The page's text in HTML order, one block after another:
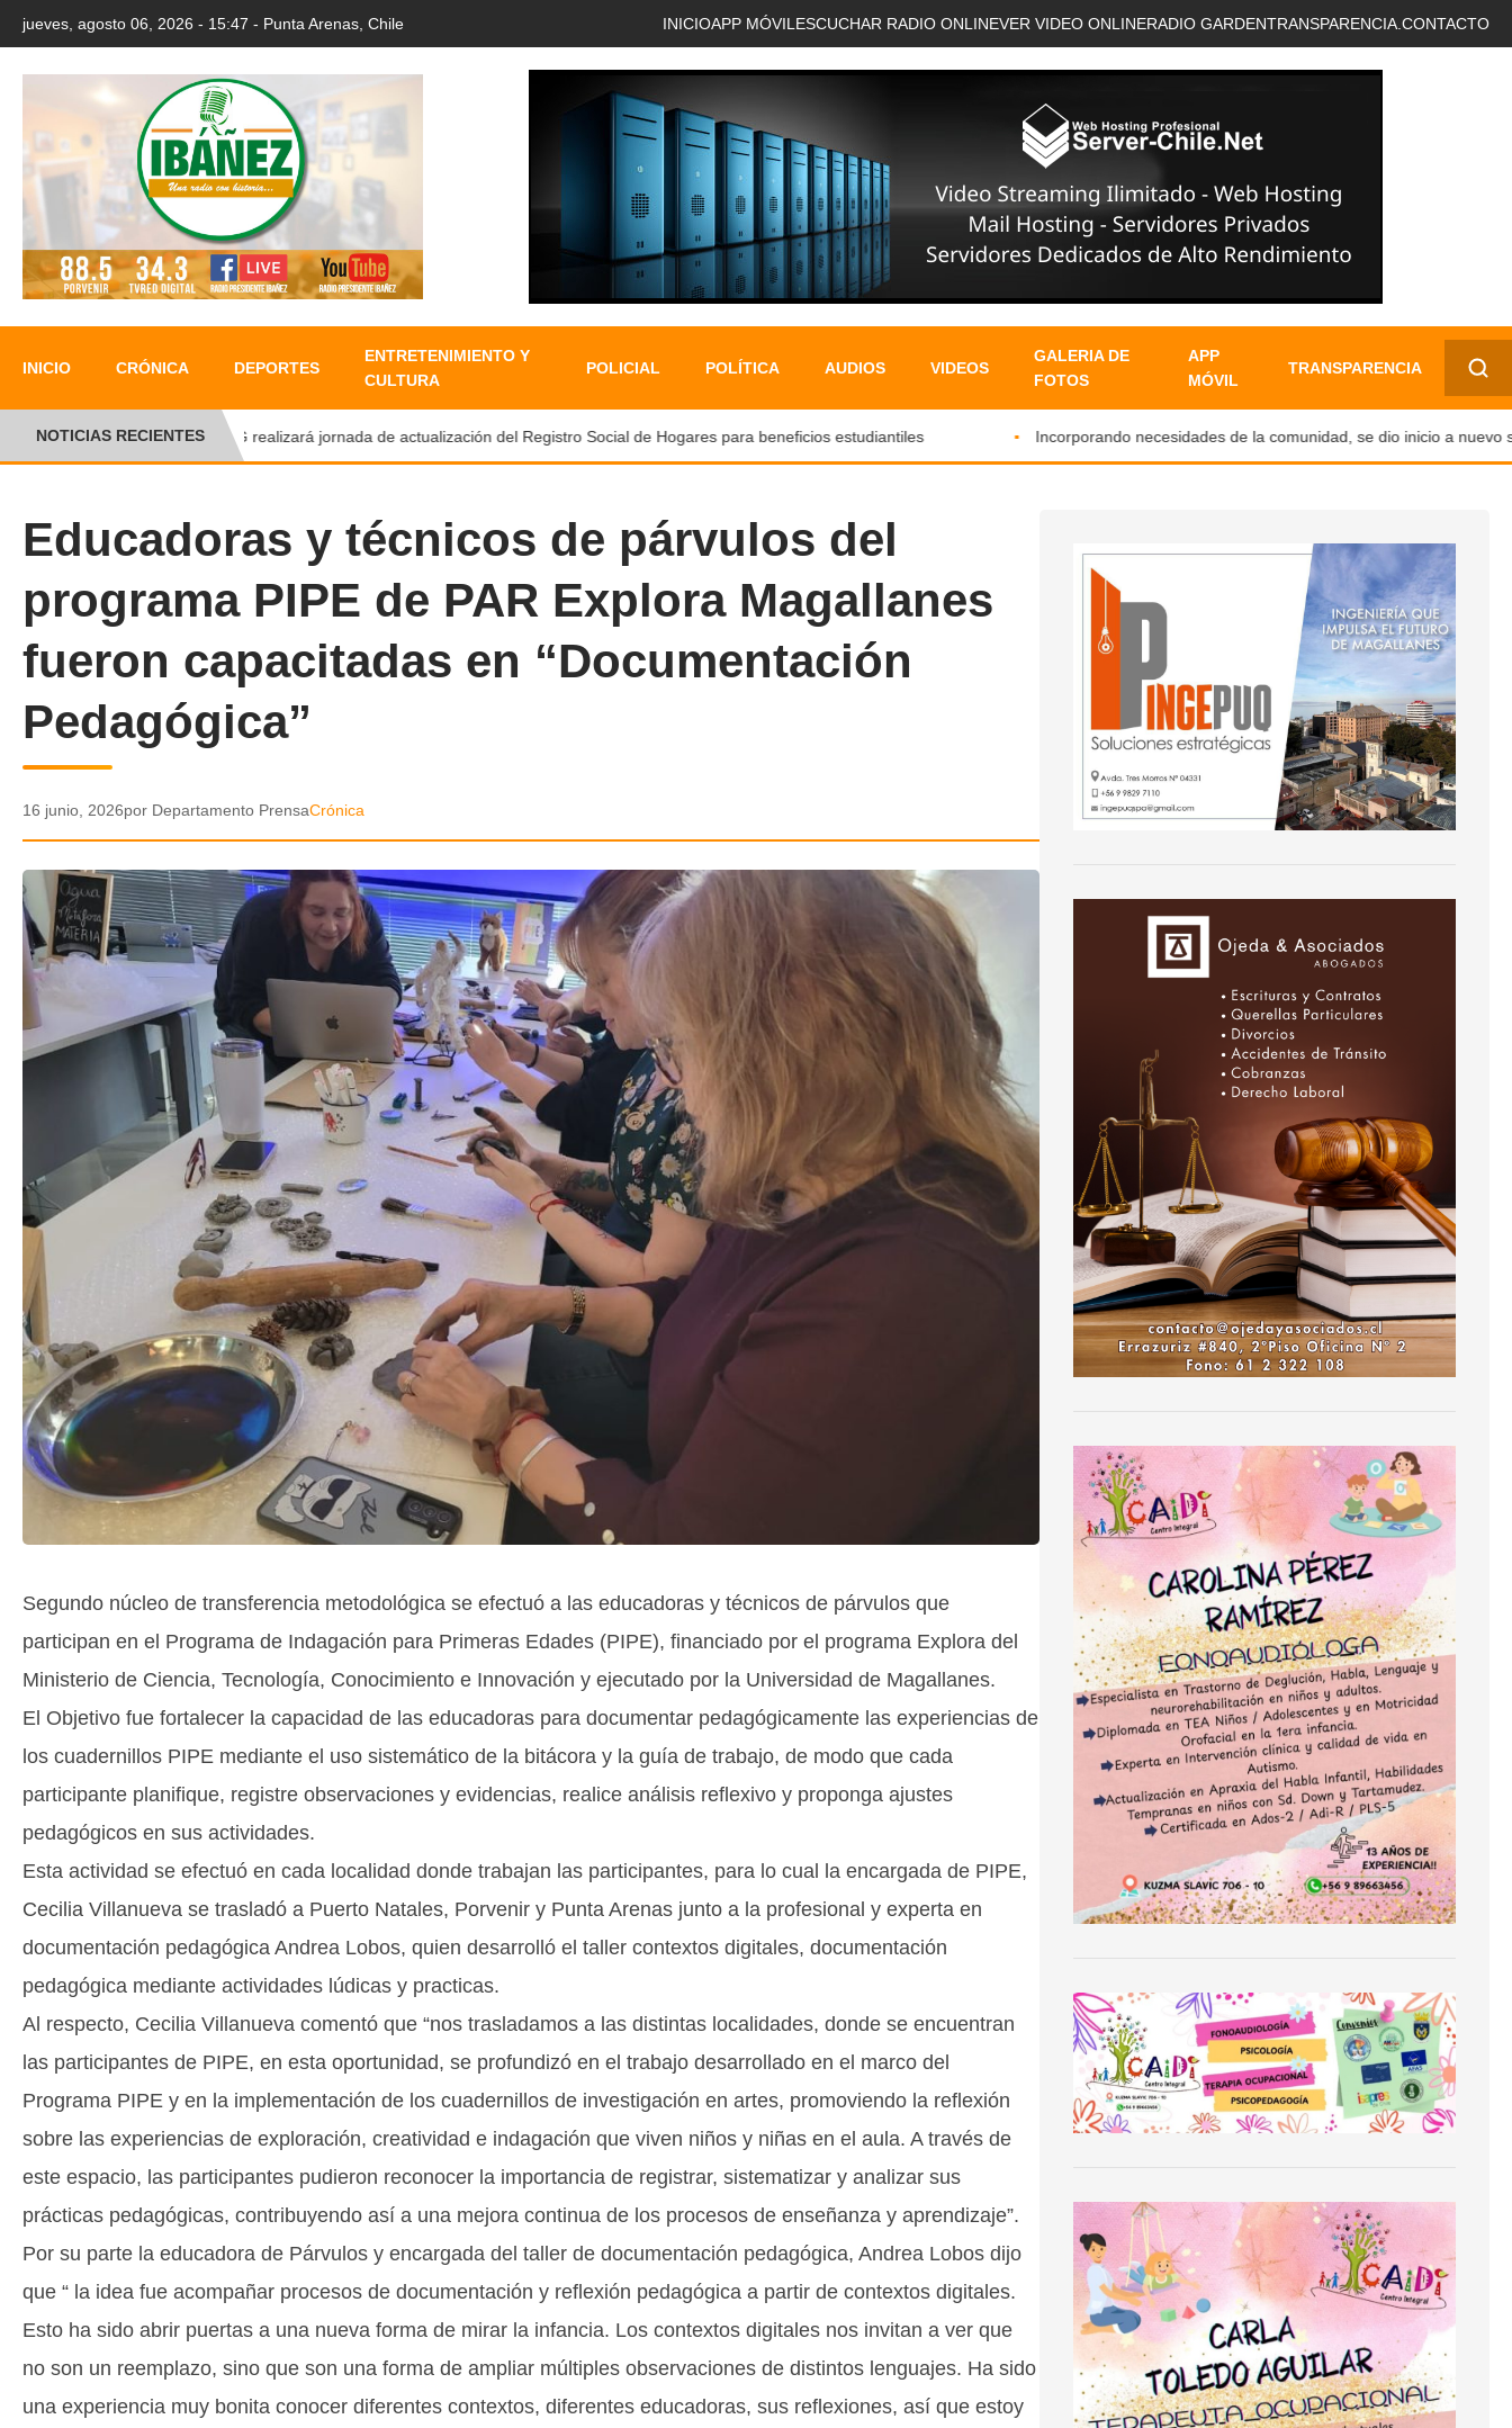
jueves, agosto 06, 2026 - 15:47 - Punta Arenas, Chile INICIOAPP MÓVIL ESCUCHAR RADIO ONLINEVER VIDEO ONLINERADIO GARDENTRANSPARENCIA. CONTACTO
INICIO CRÓNICA DEPORTES
ENTRETENIMIENTO Y
CULTURA
POLICIAL POLÍTICA AUDIOS VIDEOS
GALERIA DE
FOTOS
APP
MÓVIL
TRANSPARENCIA
✕
NOTICIAS RECIENTESUMAG realizará jornada de actualización del Registro Social de Hogares para beneficios estudiantiles Incorporando necesidades de la comunidad, se dio inicio a nuevo
Educadoras y técnicos de párvulos del
programa PIPE de PAR Explora Magallanes
fueron capacitadas en “Documentación
Pedagógica”
16 junio, 2026por Departamento PrensaCrónica
Segundo núcleo de transferencia metodológica se efectuó a las educadoras y técnicos de párvulos que
participan en el Programa de Indagación para Primeras Edades (PIPE), financiado por el programa Explora del
Ministerio de Ciencia, Tecnología, Conocimiento e Innovación y ejecutado por la Universidad de Magallanes.
El Objetivo fue fortalecer la capacidad de las educadoras para documentar pedagógicamente las experiencias de
los cuadernillos PIPE mediante el uso sistemático de la bitácora y la guía de trabajo, de modo que cada
participante planifique, registre observaciones y evidencias, realice análisis reflexivo y proponga ajustes
pedagógicos en sus actividades.
Esta actividad se efectuó en cada localidad donde trabajan las participantes, para lo cual la encargada de PIPE,
Cecilia Villanueva se trasladó a Puerto Natales, Porvenir y Punta Arenas junto a la profesional y experta en
documentación pedagógica Andrea Lobos, quien desarrolló el taller contextos digitales, documentación
pedagógica mediante actividades lúdicas y practicas.
Al respecto, Cecilia Villanueva comentó que “nos trasladamos a las distintas localidades, donde se encuentran
las participantes de PIPE, en esta oportunidad, se profundizó en el trabajo desarrollado en el marco del
Programa PIPE y en la implementación de los cuadernillos de investigación en artes, promoviendo la reflexión
sobre las experiencias de exploración, creatividad e indagación que viven niños y niñas en el aula. A través de
este espacio, las participantes pudieron reconocer la importancia de registrar, sistematizar y analizar sus
prácticas pedagógicas, contribuyendo así a una mejora continua de los procesos de enseñanza y aprendizaje”.
Por su parte la educadora de Párvulos y encargada del taller de documentación pedagógica, Andrea Lobos dijo
que “ la idea fue acompañar procesos de documentación y reflexión pedagógica a partir de contextos digitales.
Esto ha sido abrir puertas a una nueva forma de mirar la infancia. Los contextos digitales nos invitan a ver que
no son un reemplazo, sino que son una forma de ampliar múltiples observaciones de distintos lenguajes. Ha sido
una experiencia muy bonita conocer diferentes contextos, diferentes educadoras, sus reflexiones, así que estoy